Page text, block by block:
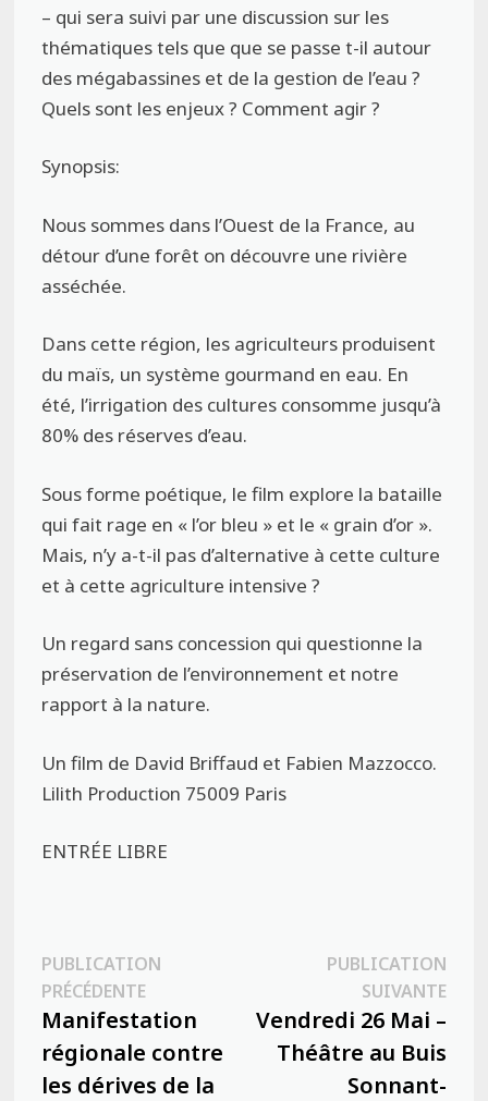
– qui sera suivi par une discussion sur les
thématiques tels que que se passe t-il autour
des mégabassines et de la gestion de l’eau ?
Quels sont les enjeux ? Comment agir ?
Synopsis:
Nous sommes dans l’Ouest de la France, au
détour d’une forêt on découvre une rivière
asséchée.
Dans cette région, les agriculteurs produisent
du maïs, un système gourmand en eau. En
été, l’irrigation des cultures consomme jusqu’à
80% des réserves d’eau.
Sous forme poétique, le film explore la bataille
qui fait rage en « l’or bleu » et le « grain d’or ».
Mais, n’y a-t-il pas d’alternative à cette culture
et à cette agriculture intensive ?
Un regard sans concession qui questionne la
préservation de l’environnement et notre
rapport à la nature.
Un film de David Briffaud et Fabien Mazzocco.
Lilith Production 75009 Paris
ENTRÉE LIBRE
Navigation
de
l’article
PUBLICATION
PRÉCÉDENTEPublication
précédente :
Manifestation
régionale contre
les dérives de la
PUBLICATION
SUIVANTE
Vendredi 26 Mai –
Théâtre au Buis
Sonnant-